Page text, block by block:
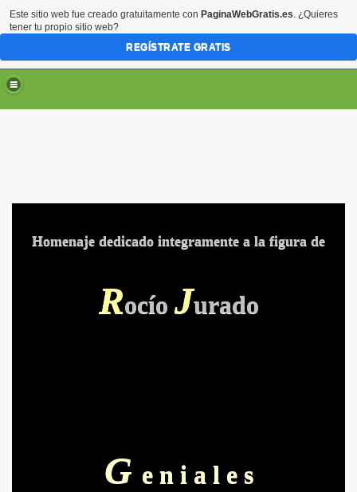
Homenaje dedicado integramente a la figura de
Rocío Jurado
G e n i a l e s
Este sitio web fue creado gratuitamente con PaginaWebGratis.es. ¿Quieres
tener tu propio sitio web?
REGÍSTRATE GRATIS